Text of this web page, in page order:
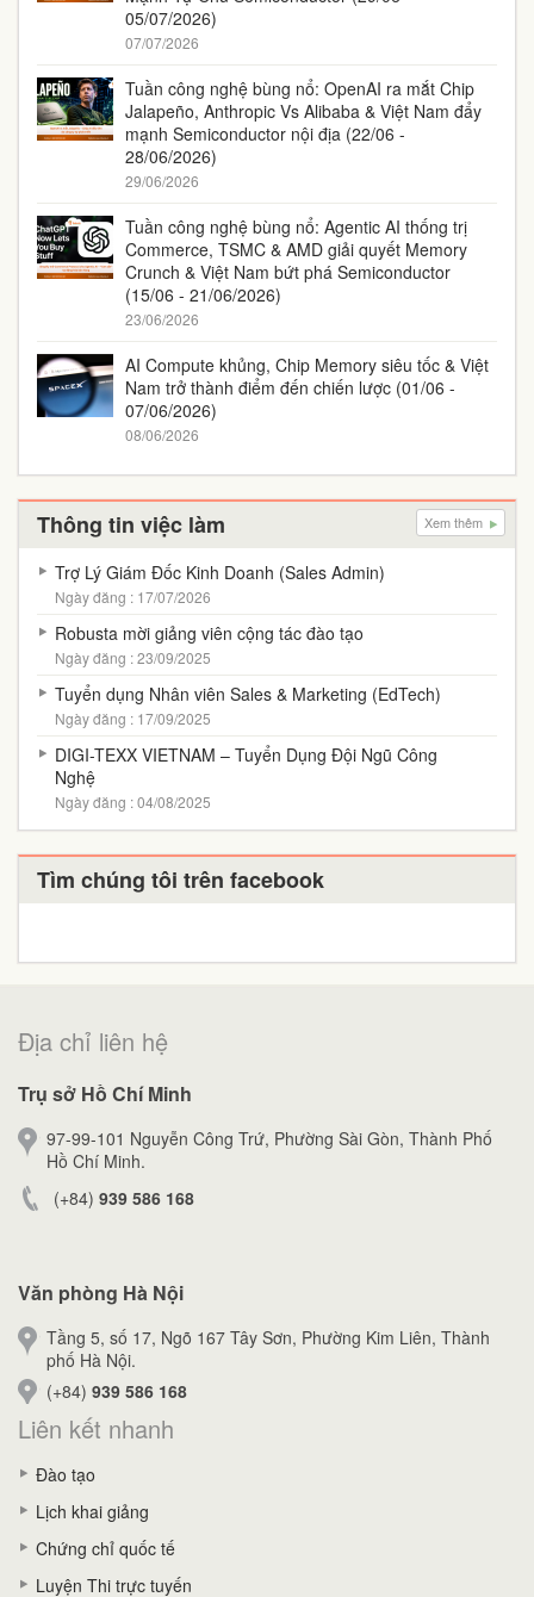
05/07/2026)
07/07/2026
Tuần công nghệ bùng nổ: OpenAI ra mắt Chip
Jalapeño, Anthropic Vs Alibaba & Việt Nam đẩy
mạnh Semiconductor nội địa (22/06 -
28/06/2026)
29/06/2026
Tuần công nghệ bùng nổ: Agentic AI thống trị
Commerce, TSMC & AMD giải quyết Memory
Crunch & Việt Nam bứt phá Semiconductor
(15/06 - 21/06/2026)
23/06/2026
AI Compute khủng, Chip Memory siêu tốc & Việt
Nam trở thành điểm đến chiến lược (01/06 -
07/06/2026)
08/06/2026
Thông tin việc làm Xem thêm
Trợ Lý Giám Đốc Kinh Doanh (Sales Admin)
Ngày đăng : 17/07/2026
Robusta mời giảng viên cộng tác đào tạo
Ngày đăng : 23/09/2025
Tuyển dụng Nhân viên Sales & Marketing (EdTech)
Ngày đăng : 17/09/2025
DIGI-TEXX VIETNAM – Tuyển Dụng Đội Ngũ Công
Nghệ
Ngày đăng : 04/08/2025
Tìm chúng tôi trên facebook
Địa chỉ liên hệ
Trụ sở Hồ Chí Minh
97-99-101 Nguyễn Công Trứ, Phường Sài Gòn, Thành Phố
Hồ Chí Minh.
(+84) 939 586 168
Văn phòng Hà Nội
Tầng 5, số 17, Ngõ 167 Tây Sơn, Phường Kim Liên, Thành
phố Hà Nội.
(+84) 939 586 168
Liên kết nhanh
Đào tạo
Lịch khai giảng
Chứng chỉ quốc tế
Luyện Thi trực tuyến